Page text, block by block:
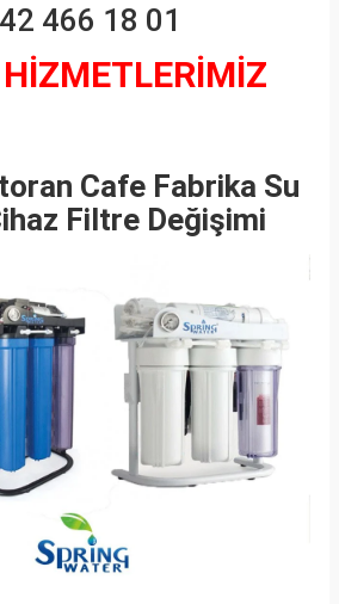
466 18 01
Cafe Fabrika Su
Filtre Değişimi